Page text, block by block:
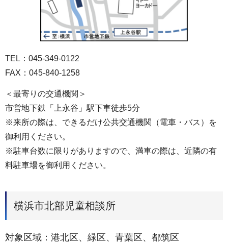
TEL：045-349-0122
FAX：045-840-1258
＜最寄りの交通機関＞
市営地下鉄「上永谷」駅下車徒歩5分
※来所の際は、できるだけ公共交通機関（電車・バス）を
御利用ください。
※駐車台数に限りがありますので、満車の際は、近隣の有
料駐車場を御利用ください。
横浜市北部児童相談所
対象区域：港北区、緑区、青葉区、都筑区